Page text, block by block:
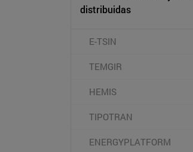
distribuidas
E-TSIN
TEMGIR
HEMIS
TIPOTRAN
ENERGYPLATFORM